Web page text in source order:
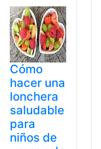
Cómo
hacer una
lonchera
saludable
para
niños de